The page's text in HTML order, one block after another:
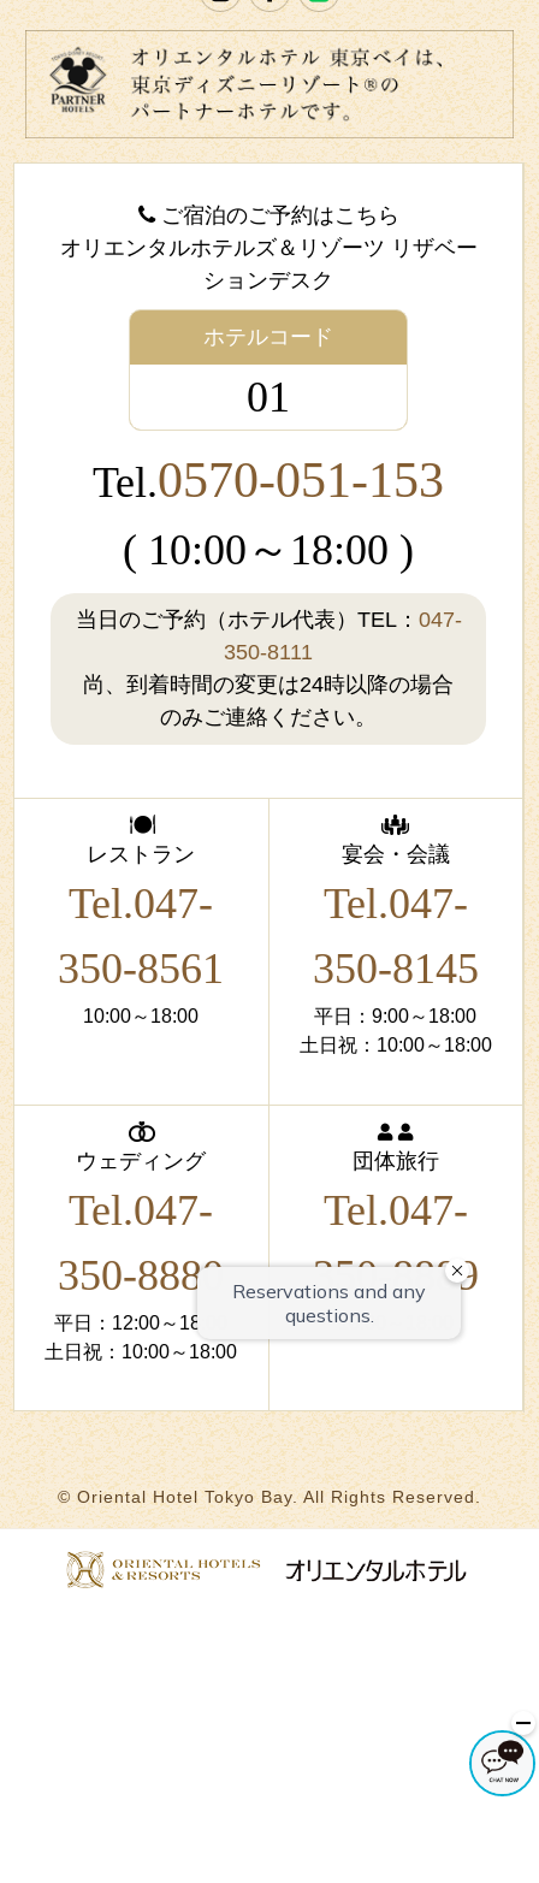
ご宿泊のご予約はこちら
オリエンタルホテルズ＆リゾーツ リザベー
ションデスク
ホテルコード
01
Tel.0570-051-153
( 10:00～18:00 )
当日のご予約（ホテル代表）TEL： 047-
350-8111
尚、到着時間の変更は24時以降の場合
のみご連絡ください。
レストラン
Tel.047-
350-8561
10:00～18:00
宴会・会議
Tel.047-
350-8145
平日：9:00～18:00
土日祝：10:00～18:00
ウェディング
Tel.047-
350-8880
平日：12:00～18:00
土日祝：10:00～18:00
団体旅行
Tel.047-
350-8889
10:00～18:00
© Oriental Hotel Tokyo Bay. All Rights Reserved.